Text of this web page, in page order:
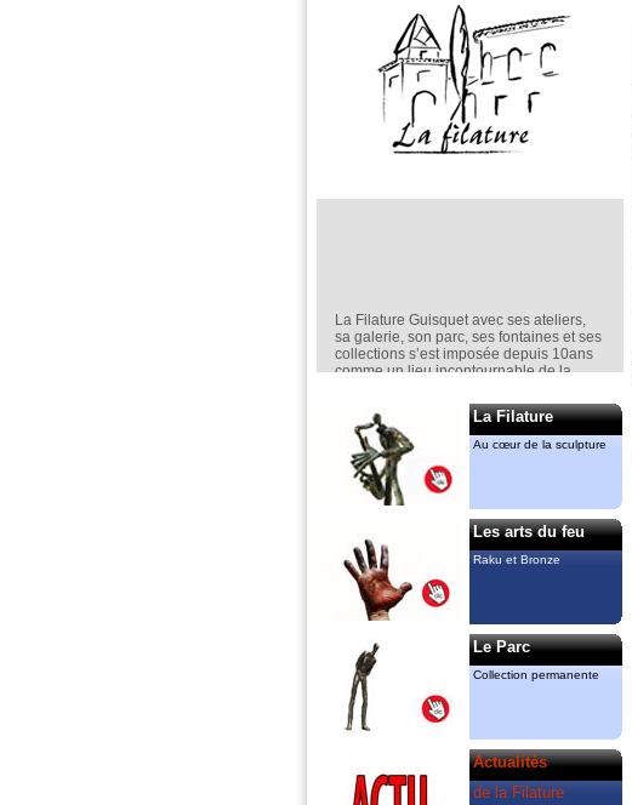
sa galerie, son parc, ses fontaines et ses
collections s’est imposée depuis 10ans
comme un lieu incontournable de la
création en sculpture.
Elle est un espace d’exposition
permanent,
mais aussi ponctuel avec notamment le
“jardin de la Filature “ en mai.
Anne-Marie CASSIERS et Gérard
MENANT
y ont chacun leur atelier. Ils animent
également des cours de sculpture et
céramique et exposent “raku“ et “Bronze“
dans la Galerie permanente.
amcassiers@orange.fr, 06 11 83 51 82
gmenant@free.fr 06 72 84 85 83
Ils ont créé
le “Printemps de la Sculpture“ dont
l’association “Valeurs Ajoutées“ a pris le
relais en 2018 à l’espace Guiraud.
La Filature
est le partenaire artistique du
“Printemps“, mais également celui des
“Rendez vous aux jardins“ du Mas de
Bruguerolle.
La Filature
Au cœur de la sculpture
Les arts du feu
Raku et Bronze
Le Parc
Collection permanente
Actualités
de la Filature